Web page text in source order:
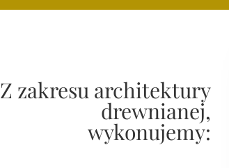
Z zakresu architektury
drewnianej,
wykonujemy: